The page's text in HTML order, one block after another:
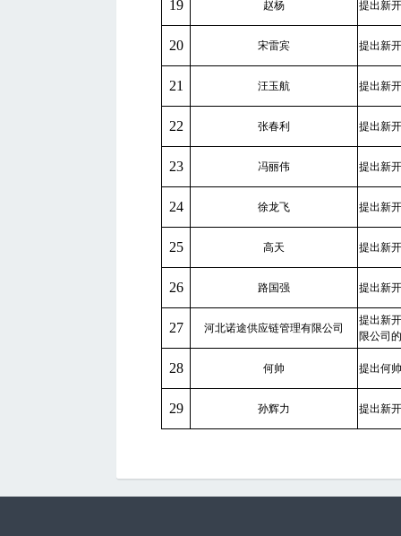
19 赵杨 提出新
20 宋雷宾 提出新
21 汪玉航 提出新
22 张春利 提出新
23 冯丽伟 提出新
24 徐龙飞 提出新
25 高天 提出新
26 路国强 提出新
27 河北诺途供应链管理有限公司
提出新
限公司
28 何帅 提出何
29 孙辉力 提出新